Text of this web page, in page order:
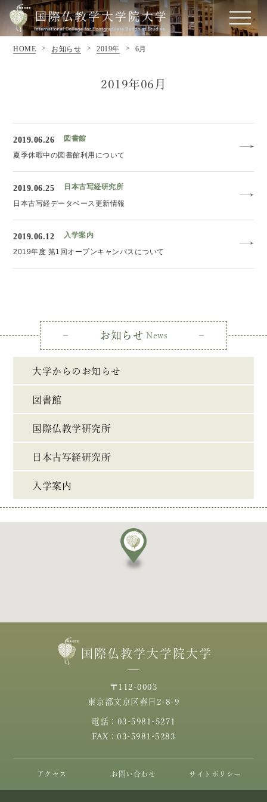
HOME お知らせ 2019年 6月
2019年06月
2019.06.26
図書館
夏季休暇中の図書館利用について
2019.06.25
日本古写経研究所
日本古写経データベース更新情報
2019.06.12
入学案内
2019年度 第1回オープンキャンパスについて
お知らせ News
大学からのお知らせ
図書館
国際仏教学研究所
日本古写経研究所
入学案内
国際仏教学大学院大学
〒112-0003
東京都文京区春日2-8-9
電話：03-5981-5271
FAX：03-5981-5283
アクセス お問い合わせ サイトポリシー